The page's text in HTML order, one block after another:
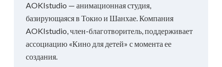
AOKIstudio — анимационная студия,
базирующаяся в Токио и Шанхае. Компания
AOKIstudio, член-благотворитель, поддерживает
ассоциацию «Кино для детей» с момента ее
создания.